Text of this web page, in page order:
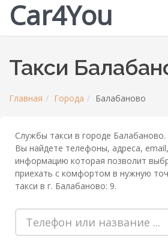
Car4You
Такси
Главная Города Балабаново
Службы такси в городе Балабаново.
Вы найдете телефоны, адреса,
информацию которая позволит
приехать с комфортом в нужную
такси в г. Балабаново: 9.